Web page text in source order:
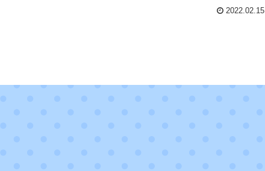
2022.02.15